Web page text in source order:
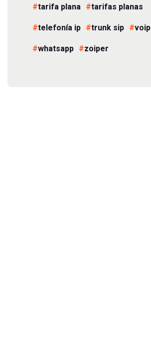
tarifa plana
tarifas planas
telefonía ip
trunk sip voip
whatsapp
zoiper